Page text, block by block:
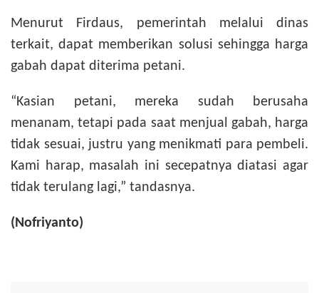
Menurut Firdaus, pemerintah melalui dinas
terkait, dapat memberikan solusi sehingga harga
gabah dapat diterima petani.
“Kasian petani, mereka sudah berusaha
menanam, tetapi pada saat menjual gabah, harga
tidak sesuai, justru yang menikmati para pembeli.
Kami harap, masalah ini secepatnya diatasi agar
tidak terulang lagi,” tandasnya.
(Nofriyanto)